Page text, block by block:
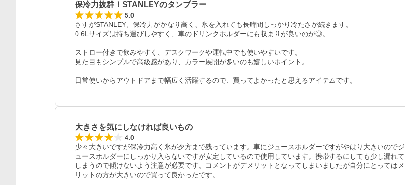
保冷力抜群！STANLEYのタンブラー
5.0
さすがSTANLEY。保冷力がかなり高く、氷を入れても長時間しっかり冷たさが続きます。
0.6Lサイズは持ち運びしやすく、車のドリンクホルダーにも収まりが良いのが◎。
ストロー付きで飲みやすく、デスクワークや運転中でも使いやすいです。
見た目もシンプルで高級感があり、カラー展開が多いのも嬉しいポイント。
日常使いからアウトドアまで幅広く活躍するので、買ってよかったと思えるアイテムです。
大きさを気にしなければ良いもの
4.0
少々大きいですが保冷力高く氷が夕方まで残っています。車にジュースホルダーですがやはり大きいのでジ
ュースホルダーにしっかり入らないですが安定しているので使用しています。携帯するにしても少し漏れて
しまうので傾けないよう注意が必要です。コメントがデメリットとなってしまいましたが自分にとってはメ
リットの方が大きいので買って良かったです。